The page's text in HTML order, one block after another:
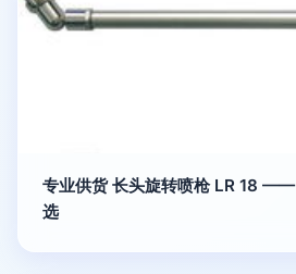
专业供货 长头旋转喷枪 LR 18 ——
选